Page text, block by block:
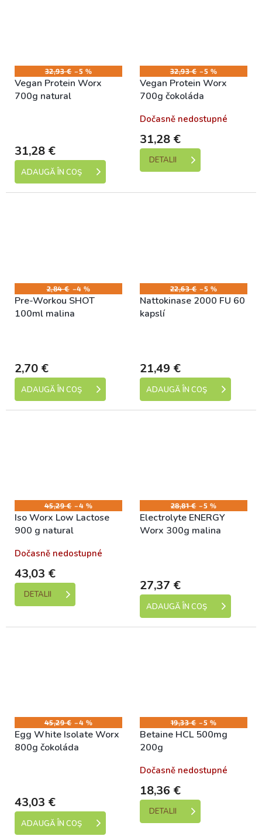
32,93 € –5 %
Vegan Protein Worx
700g natural
31,28 €
ADAUGĂ ÎN COŞ
32,93 € –5 %
Vegan Protein Worx
700g čokoláda
Dočasně nedostupné
31,28 €
DETALII
2,84 € –4 %
Pre-Workou SHOT
100ml malina
2,70 €
ADAUGĂ ÎN COŞ
22,63 € –5 %
Nattokinase 2000 FU 60
kapslí
21,49 €
ADAUGĂ ÎN COŞ
45,29 € –4 %
Iso Worx Low Lactose
900 g natural
Dočasně nedostupné
43,03 €
DETALII
28,81 € –5 %
Electrolyte ENERGY
Worx 300g malina
27,37 €
ADAUGĂ ÎN COŞ
45,29 € –4 %
Egg White Isolate Worx
800g čokoláda
43,03 €
ADAUGĂ ÎN COŞ
19,33 € –5 %
Betaine HCL 500mg
200g
Dočasně nedostupné
18,36 €
DETALII